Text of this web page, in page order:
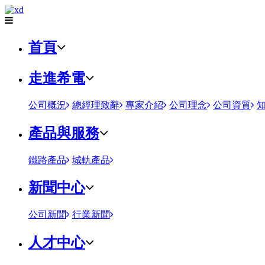
首頁
走進希電
公司概況 總經理致辭 專家介紹 公司理念 公司資質
產品與服務
鐵路產品 城軌產品
新聞中心
公司新聞 行業新聞
人才中心